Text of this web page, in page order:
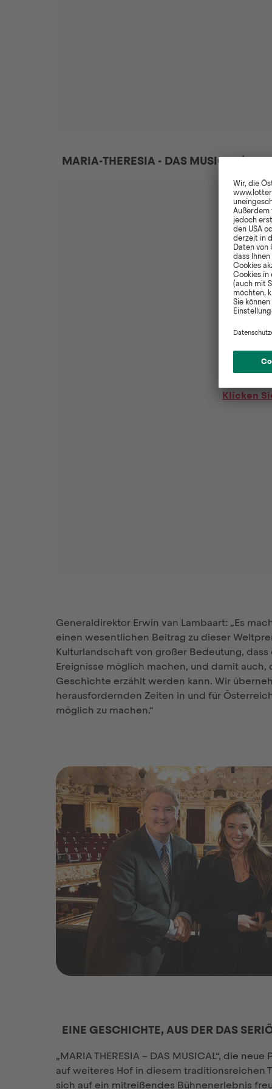
MARIA-THERESIA - DAS MUSICAL | DIE
Klicken
Generaldirektor Erwin van Lambaart: „Es
einen wesentlichen Beitrag zu dieser
Kulturlandschaft von großer Bedeutung,
Ereignisse möglich machen, und damit
Geschichte erzählt werden kann. Wir
herausfordernden Zeiten in und für
möglich zu machen.“
EINE GESCHICHTE, AUS DER DAS
„MARIA THERESIA – DAS MUSICAL“, die
auf weiteres Hof in diesem traditionsreichen
sich auf ein mitreißendes Bühnenerlebnis